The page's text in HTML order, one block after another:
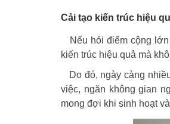
Cải tạo kiến trúc hiệu
Nếu hỏi điểm cộng lớn
kiến trúc hiệu quả mà
Do đó, ngày càng
việc, ngăn không gian
mong đợi khi sinh hoạt